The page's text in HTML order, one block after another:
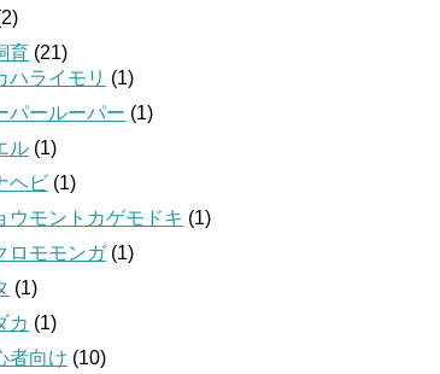
育 (21)
ハライモリ (1)
パールーパー (1)
ル (1)
ヘビ (1)
ウモントカゲモドキ (1)
ロモモンガ(1)
(1)
カ (1)
者向け (10)